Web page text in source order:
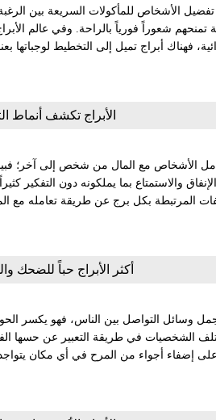
الأشخاص للمأكولات السريعة بين
تمنحهم شعوراً فورياً بالراحة. وفي عالم
فهناك أبراج تميل إلى التخطيط لوجباتها
الأبراج تكشف أنماط
الأشخاص مع المال من شخص إلى آخر؛
والاستمتاع بما يملكونه دون التفكير
المرتبطة بكل برج عن طريقة تعامله مع
أكثر الأبراج حباً للضحك
وسائل التواصل بين الناس، فهو يكسر
الشخصيات في طريقة التعبير عن حسها
على إضفاء أجواء من المرح في أي مكان